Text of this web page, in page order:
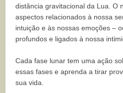
distância gravitacional da Lua. O
aspectos relacionados à nossa
intuição e às nossas emoções –
profundos e ligados à nossa
Cada fase lunar tem uma ação
essas fases e aprenda a tirar
sua vida.